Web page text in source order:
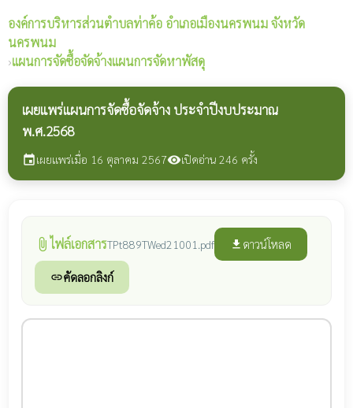
องค์การบริหารส่วนตำบลท่าค้อ อำเภอเมืองนครพนม จังหวัด
นครพนม
›แผนการจัดซื้อจัดจ้างแผนการจัดหาพัสดุ
เผยแพร่แผนการจัดซื้อจัดจ้าง ประจำปีงบประมาณ
พ.ศ.2568
eventเผยแพร่เมื่อ 16 ตุลาคม 2567visibilityเปิดอ่าน 246 ครั้ง
attach_file ไฟล์เอกสารTPt889TWed21001.pdf file_download ดาวน์โหลด
linkคัดลอกลิงก์